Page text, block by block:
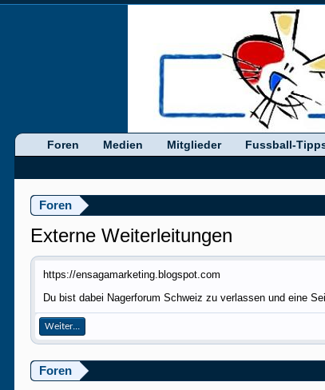
Foren
Externe Weiterleitungen
https://ensagamarketing.blogspot.com
Du bist dabei Nagerforum Schweiz zu verlassen und eine
Weiter...
Foren
Foren Medien Mitglieder Fussball-